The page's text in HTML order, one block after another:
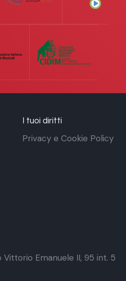
I tuoi diritti
Privacy e Cookie Policy
Vittorio Emanuele II, 95 int. 5